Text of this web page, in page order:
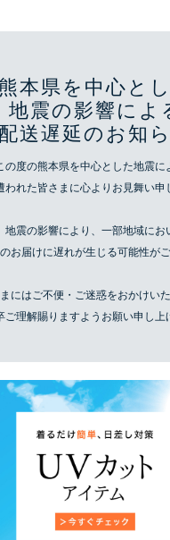
熊本県を中心と
地震の影響によ
配送遅延のお知
の度の熊本県を中心とした地震に
われた皆さまに心よりお見舞い申
地震の影響により、一部地域にお
お届けに遅れが生じる可能性がご
にはご不便・ご迷惑をおかけいた
ご理解賜りますようお願い申し上